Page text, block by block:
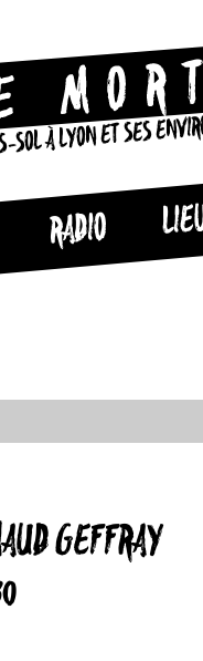
À LYON ET SES
RADIO
GEFFRAY